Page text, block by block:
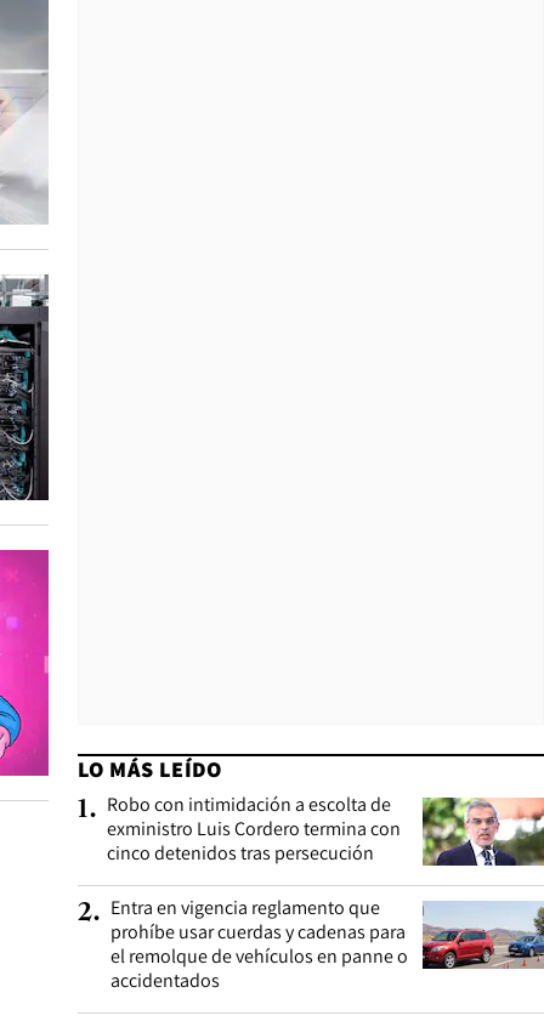
LO MÁS LEÍDO
1. Robo con intimidación a escolta de
exministro Luis Cordero termina con
cinco detenidos tras persecución
2. Entra en vigencia reglamento que
prohíbe usar cuerdas y cadenas para
el remolque de vehículos en panne o
accidentados